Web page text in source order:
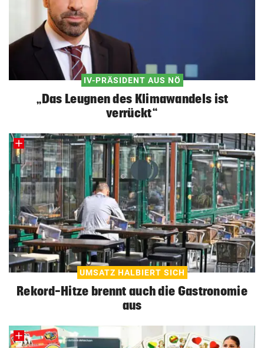
IV-PRÄSIDENT AUS NÖ
„Das Leugnen des Klimawandels ist
verrückt“
UMSATZ HALBIERT SICH
Rekord-Hitze brennt auch die Gastronomie
aus